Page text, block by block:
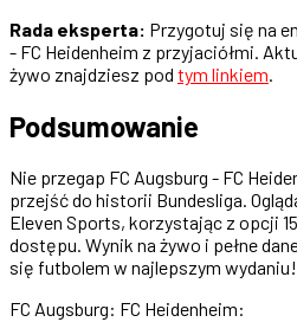
Rada eksperta: Przygotuj się na
- FC Heidenheim z przyjaciółmi.
żywo znajdziesz pod tym linkiem
Podsumowanie
Nie przegap FC Augsburg - FC
przejść do historii Bundesliga.
Eleven Sports, korzystając z opcji
dostępu. Wynik na żywo i pełne
się futbolem w najlepszym wydaniu!
FC Augsburg: FC Heidenheim: